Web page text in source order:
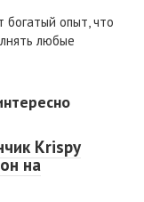
богатый опыт, что
любые
Krispy
на